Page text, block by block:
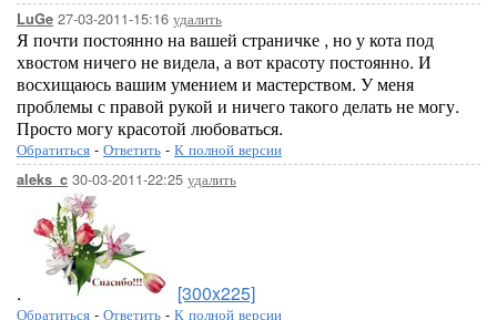
LuGe 27-03-2011-15:16 удалить
Я почти постоянно на вашей страничке , но у кота под
хвостом ничего не видела, а вот красоту постоянно. И
восхищаюсь вашим умением и мастерством. У меня
проблемы с правой рукой и ничего такого делать не могу.
Просто могу красотой любоваться.
Обратиться - Ответить - К полной версии
aleks_c 30-03-2011-22:25 удалить
. [300x225]
Обратиться - Ответить - К полной версии